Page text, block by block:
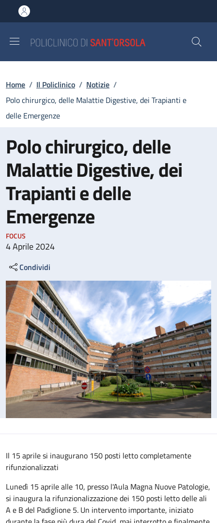
al contenuto principale
to footer content
Briciole di pane
Home / Il Policlinico / Notizie /
Polo chirurgico, delle Malattie Digestive, dei Trapianti e
delle Emergenze
Polo chirurgico, delle
Malattie Digestive, dei
Trapianti e delle
Emergenze
FOCUS
4 Aprile 2024
Condividi
Il 15 aprile si inaugurano 150 posti letto completamente
rifunzionalizzati
Lunedì 15 aprile alle 10, presso l'Aula Magna Nuove Patologie,
si inaugura la rifunzionalizzazione dei 150 posti letto delle ali
A e B del Padiglione 5. Un intervento importante, iniziato